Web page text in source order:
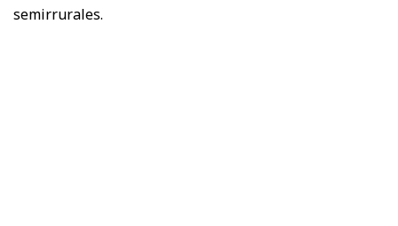
semirrurales.